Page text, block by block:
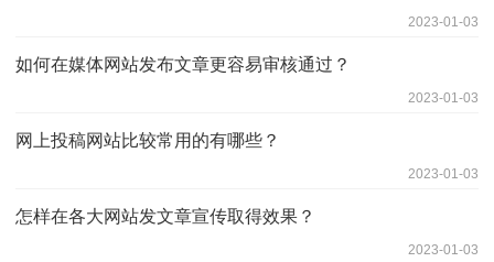
2023-01-03
如何在媒体网站发布文章更容易审核通过？
2023-01-03
网上投稿网站比较常用的有哪些？
2023-01-03
怎样在各大网站发文章宣传取得效果？
2023-01-03